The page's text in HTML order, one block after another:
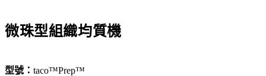
微珠型組織均質機
型號： taco™Prep™